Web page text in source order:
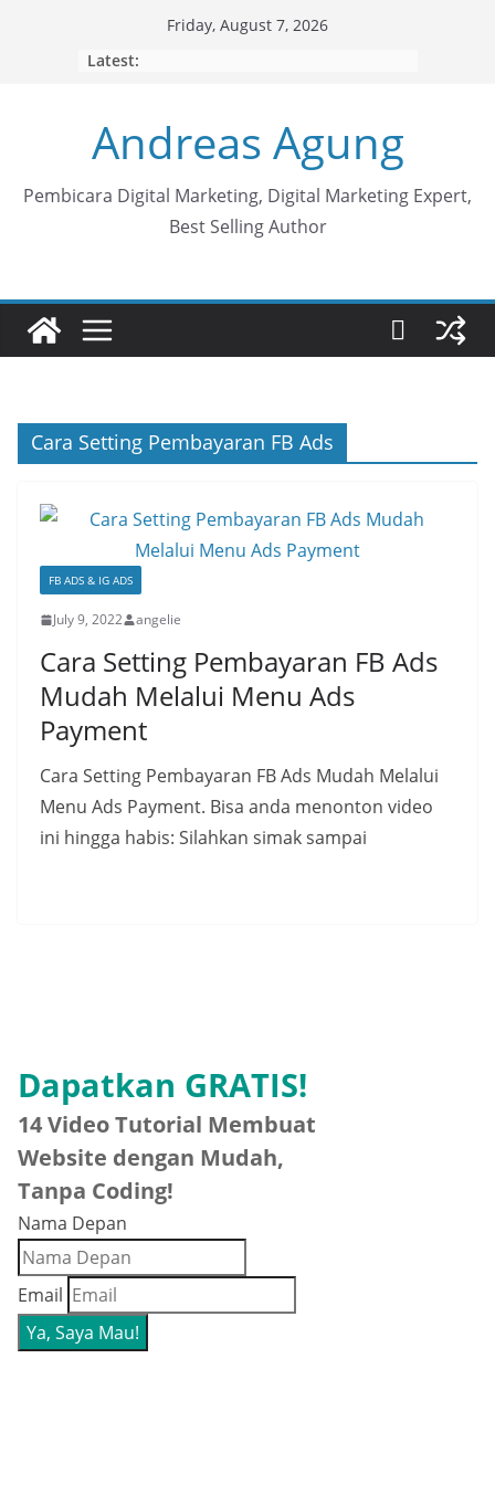
Friday, August 7, 2026
Latest:
Andreas Agung
Pembicara Digital Marketing, Digital Marketing Expert,
Best Selling Author
Cara Setting Pembayaran FB Ads
FB ADS & IG ADS
July 9, 2022 angelie
Cara Setting Pembayaran FB Ads
Mudah Melalui Menu Ads
Payment
Cara Setting Pembayaran FB Ads Mudah Melalui
Menu Ads Payment. Bisa anda menonton video
ini hingga habis: Silahkan simak sampai
Dapatkan GRATIS!
14 Video Tutorial Membuat
Website dengan Mudah,
Tanpa Coding!
Nama Depan
Email